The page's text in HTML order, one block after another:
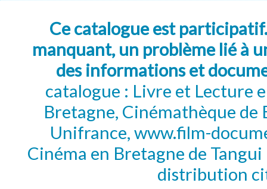
Ce catalogue est
manquant, un problème lié à
des informations et
catalogue : Livre et Lecture
Bretagne, Cinémathèque de
Unifrance, www.film-
Cinéma en Bretagne de
distribution